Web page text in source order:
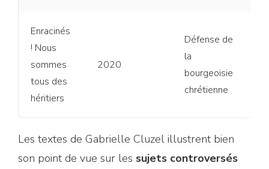
Enracinés
! Nous
sommes
tous des
héritiers
2020
Défense de
la
bourgeoisie
chrétienne
Les textes de Gabrielle Cluzel illustrent bien
son point de vue sur les sujets controversés